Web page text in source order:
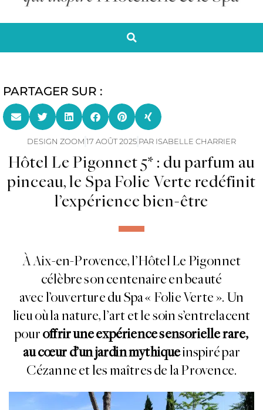
PARTAGER SUR :
DESIGN ZOOM 17 AOÛT 2025 PAR ISABELLE CHARRIER
Hôtel Le Pigonnet 5* : du parfum au
pinceau, le Spa Folie Verte redéfinit
l’expérience bien-être
À Aix-en-Provence, l’Hôtel Le Pigonnet
célèbre son centenaire en beauté
avec l’ouverture du Spa « Folie Verte ». Un
lieu où la nature, l’art et le soin s’entrelacent
pour offrir une expérience sensorielle rare,
au cœur d’un jardin mythiqueinspiré par
Cézanne et les maîtres de la Provence.